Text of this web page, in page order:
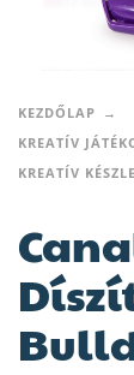
KEZDŐLAP
KREATÍV
KREATÍV